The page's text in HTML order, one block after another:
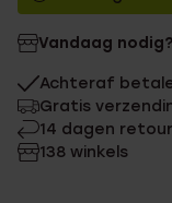
Vandaag
Achteraf
Gratis
14 dagen
138 winkels